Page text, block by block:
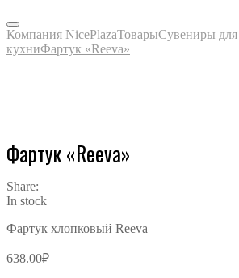
Компания NicePlazaТоварыСувениры для
кухниФартук «Reeva»
Фартук «Reeva»
Share:
In stock
Фартук хлопковый Reeva
638.00₽